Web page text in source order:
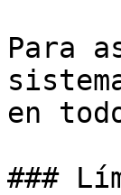
Para
en
###